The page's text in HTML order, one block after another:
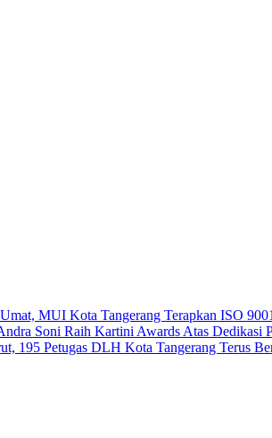
MUI Kota Tangerang Terapkan ISO
Soni Raih Kartini Awards Atas Dedikasi
195 Petugas DLH Kota Tangerang Terus